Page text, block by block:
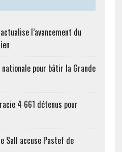
l’avancement du
nationale pour bâtir la Grande
4 661 détenus pour
Sall accuse Pastef de